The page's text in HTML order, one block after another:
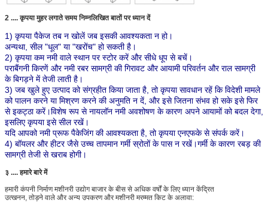
2 .... कृपया मुहर लगाते समय निम्नलिखित बातों पर ध्यान दें
1) कृपया पैकेज तब न खोलें जब इसकी आवश्यकता न हो।
अन्यथा, सील "धूल" या "खरोंच" हो सकती है।
2) कृपया कम नमी वाले स्थान पर स्टोर करें और सीधे धूप से बचें।
पराबैंगनी किरणें और नमी रबर सामग्री की गिरावट और आयामी परिवर्तन और राल सामग्री
के बिगड़ने में तेजी लाती है।
3) जब खुले हुए उत्पाद को संग्रहीत किया जाता है, तो कृपया सावधान रहें कि विदेशी मामले
को पालन करने या मिश्रण करने की अनुमति न दें, और इसे जितना संभव हो सके इसे फिर
से इकट्ठा करें।विशेष रूप से नायलॉन नमी अवशोषण के कारण अपने आयामों को बदल देगा,
इसलिए कृपया इसे सील रखें।
यदि आपको नमी प्रूफ पैकेजिंग की आवश्यकता है, तो कृपया एनएफके से संपर्क करें।
4) बॉयलर और हीटर जैसे उच्च तापमान गर्मी स्रोतों के पास न रखें।गर्मी के कारण रबड़ की
सामग्री तेजी से खराब होगी।
३ .... हमारे बारे में
हमारी कंपनी निर्माण मशीनरी उद्योग बाजार के बीस से अधिक वर्षों के लिए ध्यान केंद्रित
उत्खनन, तोड़ने वाले और अन्य उपकरण और मशीनरी मरम्मत किट के अलावा: